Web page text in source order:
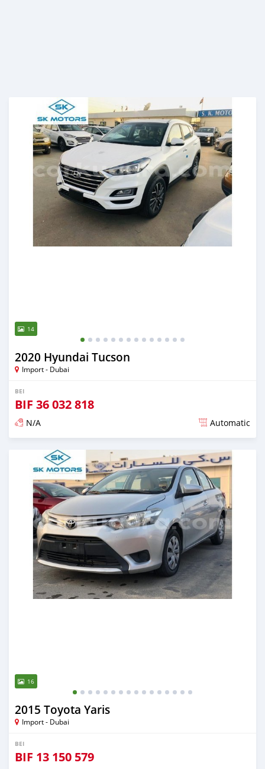
14
2020 Hyundai Tucson
Import - Dubai
BEI
BIF 36 032 818
N/A Automatic
Ilitangazwa karibia miaka 6 iliopita
16
2015 Toyota Yaris
Import - Dubai
BEI
BIF 13 150 579